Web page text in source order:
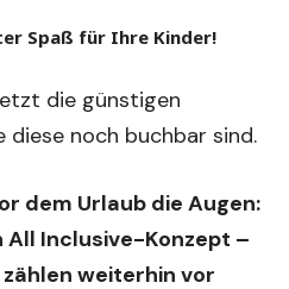
Spaß für Ihre Kinder!
die günstigen
diese noch buchbar sind.
dem Urlaub die Augen:
All Inclusive-Konzept –
zählen weiterhin vor